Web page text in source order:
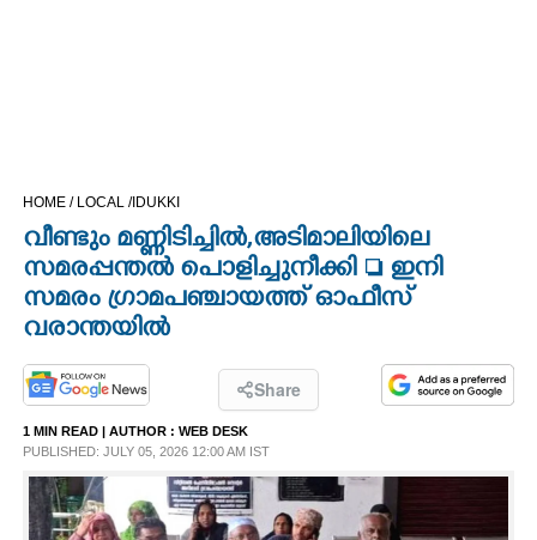
OPINION
LIFESTYLE
SPIRITUAL
HOME / LOCAL /IDUKKI
വീണ്ടും മണ്ണിടിച്ചിൽ, അടിമാലിയിലെ
സമരപ്പന്തൽ പൊളിച്ചുനീക്കി  ഇനി
സമരം ഗ്രാമപഞ്ചായത്ത് ഓഫീസ്
വരാന്തയിൽ
Share
1 MIN READ | AUTHOR : WEB DESK
PUBLISHED: JULY 05, 2026 12:00 AM IST